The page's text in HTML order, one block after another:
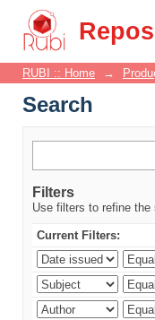
Search
RUBI :: Home →
Search
Filters
Use filters to refine the
Current Filters: